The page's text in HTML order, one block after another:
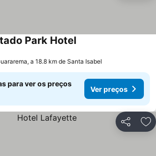
Park Hotel
a 18.8 km de Santa Isabel
para ver os preços
Ver preços
Partilhar